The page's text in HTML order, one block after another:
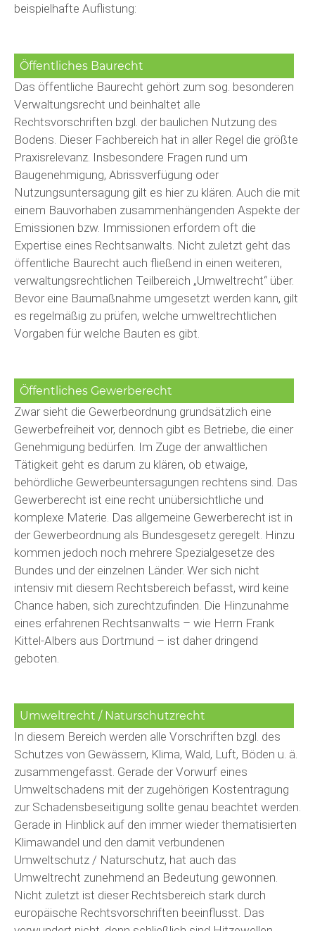
beispielhafte Auflistung:
Öffentliches Baurecht
Das öffentliche Baurecht gehört zum sog. besonderen
Verwaltungsrecht und beinhaltet alle
Rechtsvorschriften bzgl. der baulichen Nutzung des
Bodens. Dieser Fachbereich hat in aller Regel die größte
Praxisrelevanz. Insbesondere Fragen rund um
Baugenehmigung, Abrissverfügung oder
Nutzungsuntersagung gilt es hier zu klären. Auch die mit
einem Bauvorhaben zusammenhängenden Aspekte der
Emissionen bzw. Immissionen erfordern oft die
Expertise eines Rechtsanwalts. Nicht zuletzt geht das
öffentliche Baurecht auch fließend in einen weiteren,
verwaltungsrechtlichen Teilbereich „Umweltrecht“ über.
Bevor eine Baumaßnahme umgesetzt werden kann, gilt
es regelmäßig zu prüfen, welche umweltrechtlichen
Vorgaben für welche Bauten es gibt.
Öffentliches Gewerberecht
Zwar sieht die Gewerbeordnung grundsätzlich eine
Gewerbefreiheit vor, dennoch gibt es Betriebe, die einer
Genehmigung bedürfen. Im Zuge der anwaltlichen
Tätigkeit geht es darum zu klären, ob etwaige,
behördliche Gewerbeuntersagungen rechtens sind. Das
Gewerberecht ist eine recht unübersichtliche und
komplexe Materie. Das allgemeine Gewerberecht ist in
der Gewerbeordnung als Bundesgesetz geregelt. Hinzu
kommen jedoch noch mehrere Spezialgesetze des
Bundes und der einzelnen Länder. Wer sich nicht
intensiv mit diesem Rechtsbereich befasst, wird keine
Chance haben, sich zurechtzufinden. Die Hinzunahme
eines erfahrenen Rechtsanwalts – wie Herrn Frank
Kittel-Albers aus Dortmund – ist daher dringend
geboten.
Umweltrecht / Naturschutzrecht
In diesem Bereich werden alle Vorschriften bzgl. des
Schutzes von Gewässern, Klima, Wald, Luft, Böden u. ä.
zusammengefasst. Gerade der Vorwurf eines
Umweltschadens mit der zugehörigen Kostentragung
zur Schadensbeseitigung sollte genau beachtet werden.
Gerade in Hinblick auf den immer wieder thematisierten
Klimawandel und den damit verbundenen
Umweltschutz / Naturschutz, hat auch das
Umweltrecht zunehmend an Bedeutung gewonnen.
Nicht zuletzt ist dieser Rechtsbereich stark durch
europäische Rechtsvorschriften beeinflusst. Das